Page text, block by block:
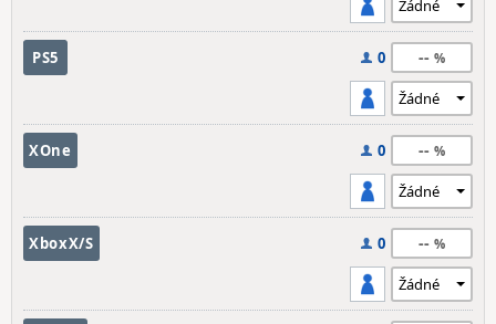
PS5 0 --
XOne 0 --
XboxX/S 0 --